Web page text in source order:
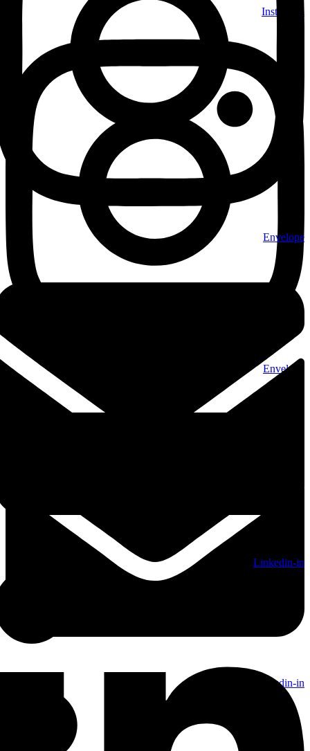
Skip
to
Instagram
Envelope
Linkedin-in
Envelope
Linkedin-in